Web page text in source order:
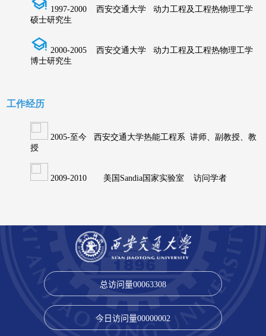
总访问量00063308
今日访问量00000002